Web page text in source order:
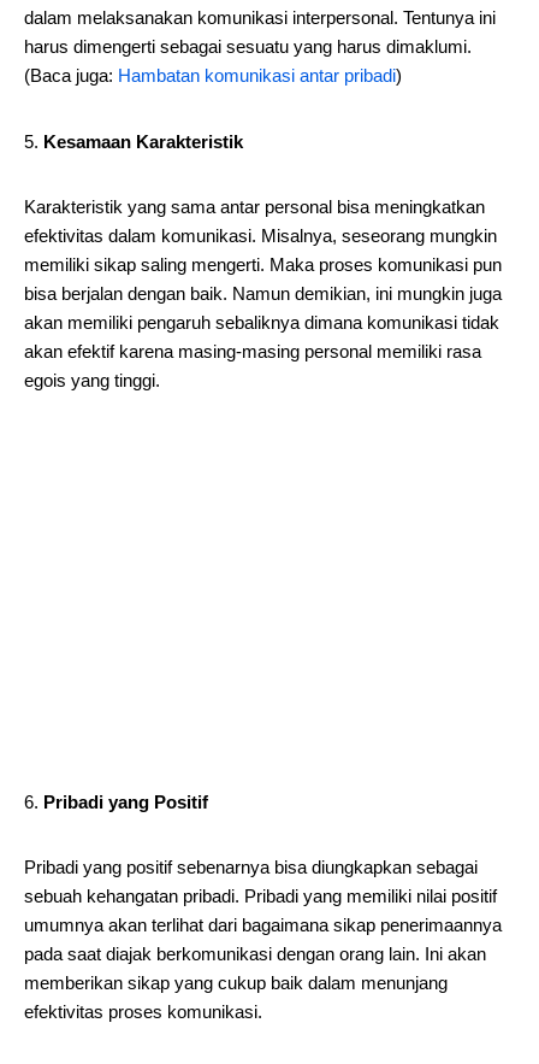
dalam melaksanakan komunikasi interpersonal. Tentunya ini
harus dimengerti sebagai sesuatu yang harus dimaklumi.
(Baca juga: Hambatan komunikasi antar pribadi)
Kesamaan Karakteristik
Karakteristik yang sama antar personal bisa meningkatkan
efektivitas dalam komunikasi. Misalnya, seseorang mungkin
memiliki sikap saling mengerti. Maka proses komunikasi pun
bisa berjalan dengan baik. Namun demikian, ini mungkin juga
akan memiliki pengaruh sebaliknya dimana komunikasi tidak
akan efektif karena masing-masing personal memiliki rasa
egois yang tinggi.
Pribadi yang Positif
Pribadi yang positif sebenarnya bisa diungkapkan sebagai
sebuah kehangatan pribadi. Pribadi yang memiliki nilai positif
umumnya akan terlihat dari bagaimana sikap penerimaannya
pada saat diajak berkomunikasi dengan orang lain. Ini akan
memberikan sikap yang cukup baik dalam menunjang
efektivitas proses komunikasi.